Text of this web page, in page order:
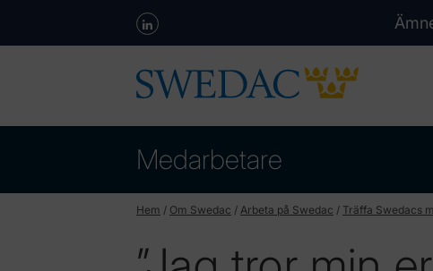
Medarbetare
Hem / Om Swedac / Arbeta på Swedac / Träffa Swedacs